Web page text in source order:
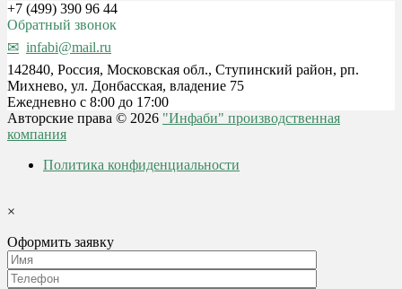
+7 (499) 390 96 44
Обратный звонок
infabi@mail.ru
142840, Россия, Московская обл., Ступинский район, рп.
Михнево, ул. Донбасская, владение 75
Ежедневно с 8:00 до 17:00
Авторские права © 2026 "Инфаби" производственная
компания
Политика конфиденциальности
×
Оформить заявку